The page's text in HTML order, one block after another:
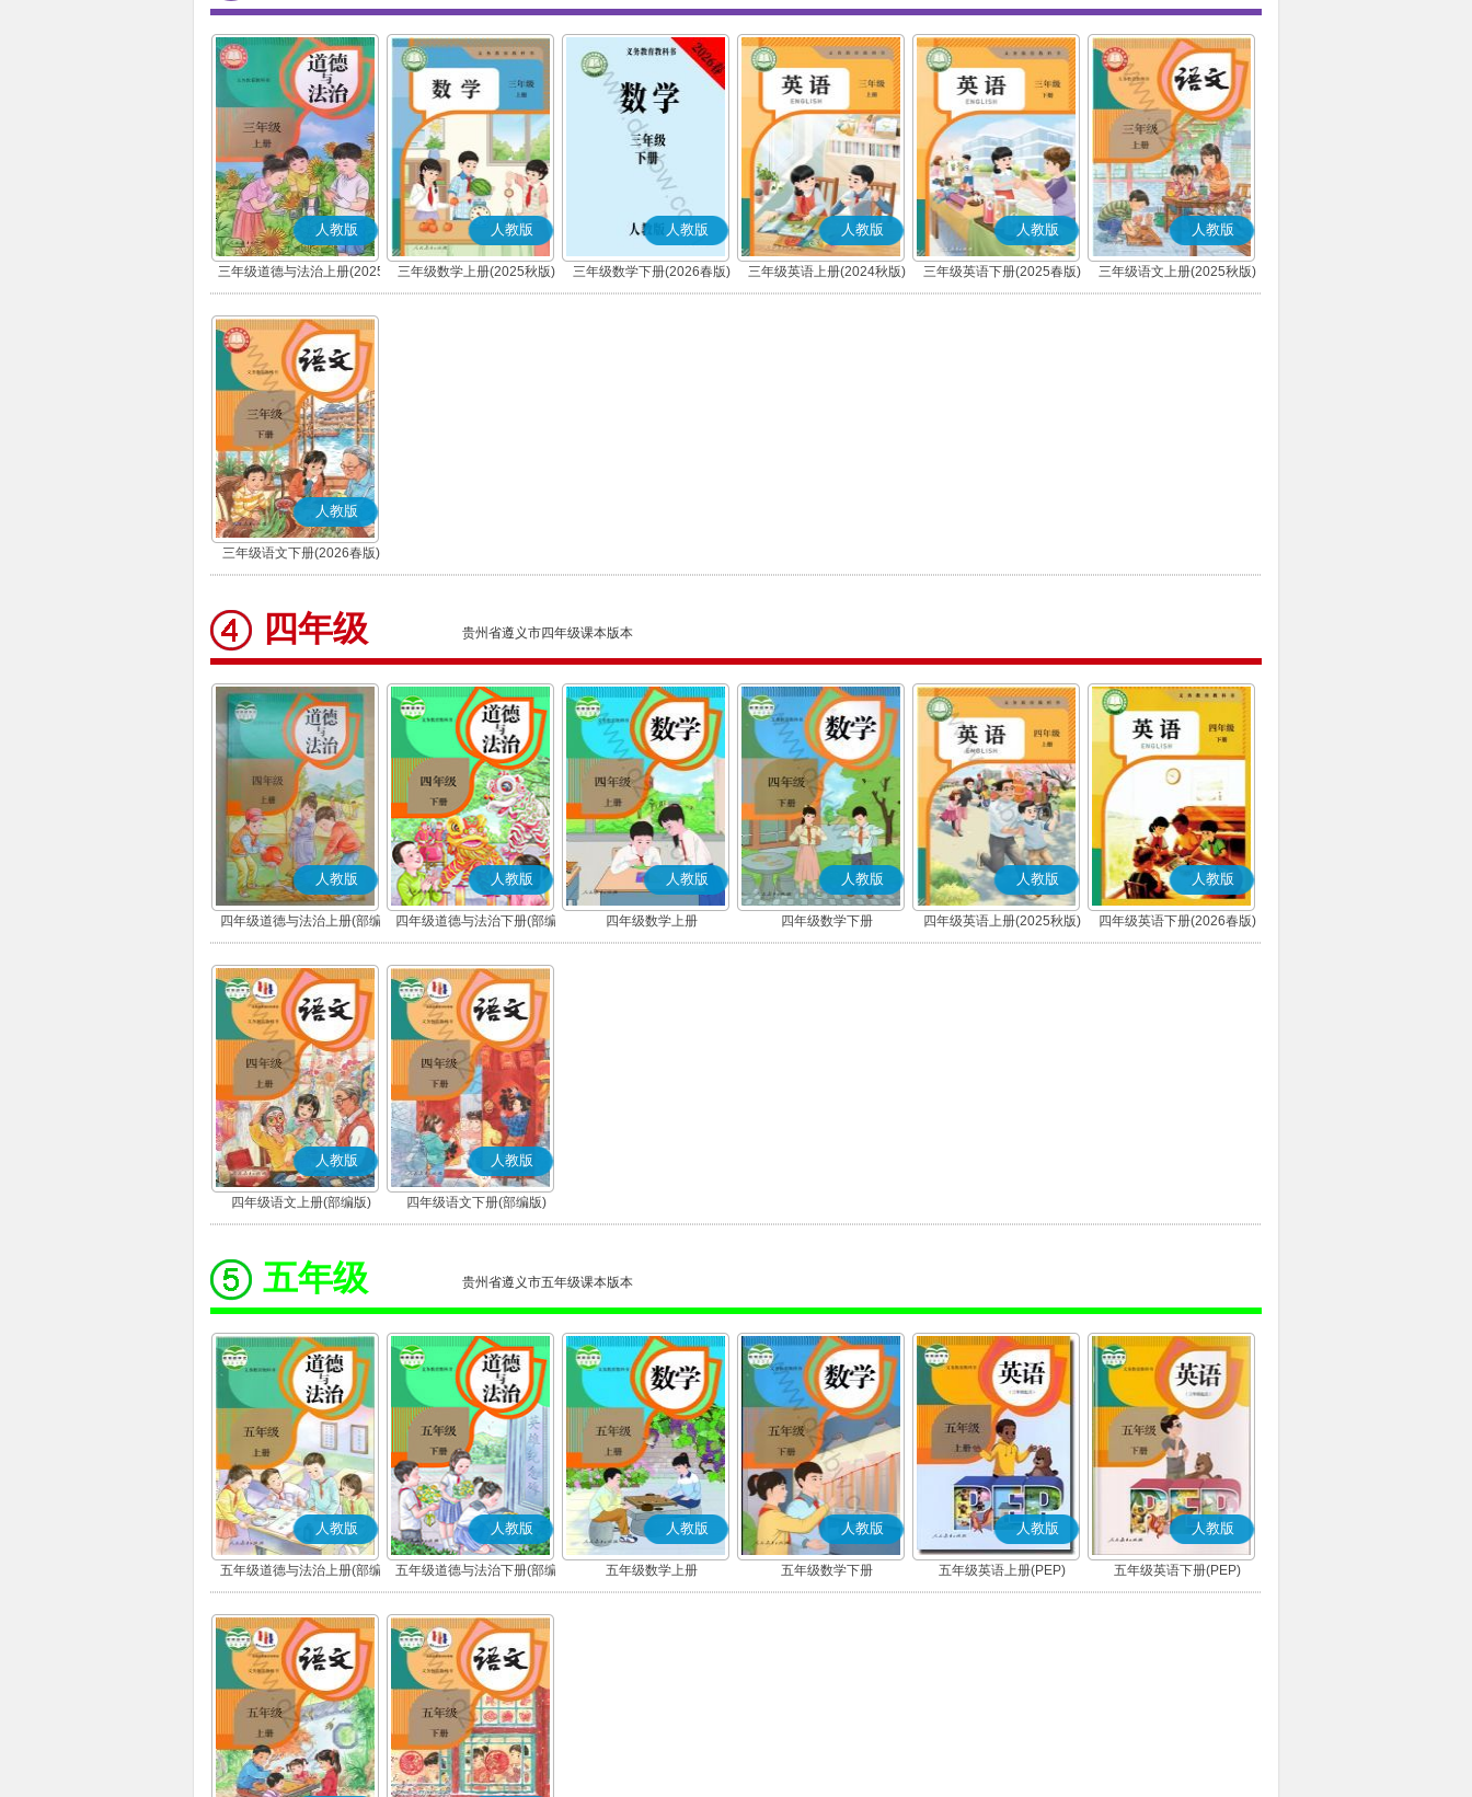
人教版
三年级道德与法治上册(2025
秋版)(部编版)
人教版
三年级数学上册(2025秋版)
人教版
三年级数学下册(2026春版)
人教版
三年级英语上册(2024秋版)
(PEP)
人教版
三年级英语下册(2025春版)
(PEP)
人教版
三年级语文上册(2025秋版)
(部编版)
人教版
三年级语文下册(2026春版)
(部编版)
四年级 贵州省遵义市四年级课本版本
人教版
四年级道德与法治上册(部编
版)
人教版
四年级道德与法治下册(部编
版)
人教版
四年级数学上册
人教版
四年级数学下册
人教版
四年级英语上册(2025秋版)
(PEP)
人教版
四年级英语下册(2026春版)
(PEP)
人教版
四年级语文上册(部编版)
人教版
四年级语文下册(部编版)
五年级 贵州省遵义市五年级课本版本
人教版
五年级道德与法治上册(部编
版)
人教版
五年级道德与法治下册(部编
版)
人教版
五年级数学上册
人教版
五年级数学下册
人教版
五年级英语上册(PEP)
人教版
五年级英语下册(PEP)